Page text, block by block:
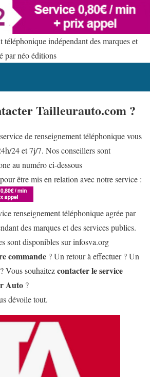
téléphonique indépendant des marques et
par néo éditions
Tailleurauto.com ?
de renseignement téléphonique vous
24 et 7j/7. Nos conseillers sont
au numéro ci-dessous
être mis en relation avec notre service :
renseignement téléphonique agrée par
des marques et des services publics.
sont disponibles sur infosva.org
commande ? Un retour à effectuer ? Un
Vous souhaitezcontacter le service
Auto ?
dévoile tout.